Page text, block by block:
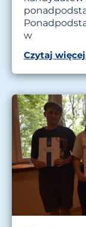
w
Czytaj